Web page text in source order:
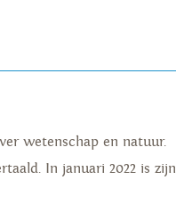
wetenschap en natuur.
In januari 2022 is zijn